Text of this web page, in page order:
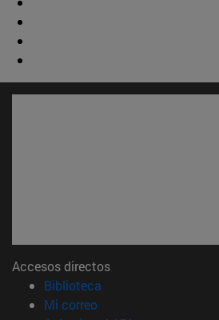
Accesos directos
Biblioteca
Mi correo(abre en nueva